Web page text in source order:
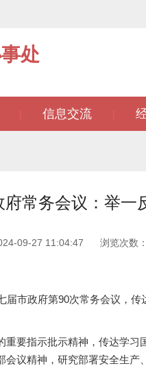
处
信息交流
府常务会议：举一
09-27 11:04:47 浏览次数：
政府第90次常务会议，传
指示批示精神，传达学习
议精神，研究部署安全生